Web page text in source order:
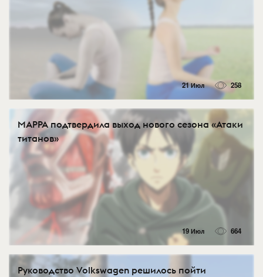
21 Июл 258
MAPPA подтвердила выход нового сезона «Атаки
титанов»
19 Июл 664
Руководство Volkswagen решилось пойти